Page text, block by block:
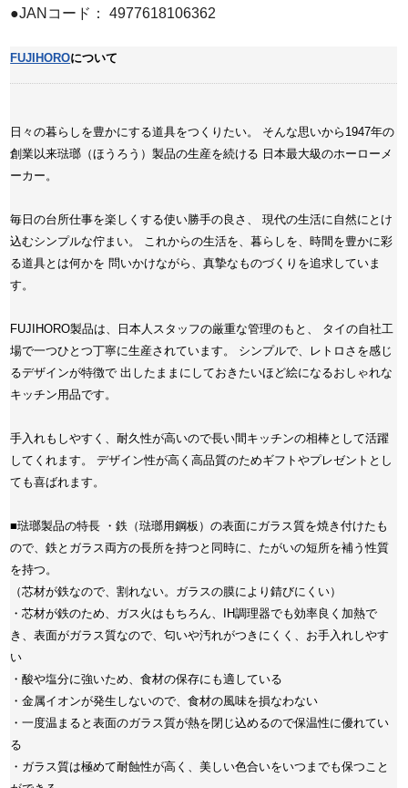
●JANコード： 4977618106362
FUJIHOROについて
日々の暮らしを豊かにする道具をつくりたい。 そんな思いから1947年の
創業以来琺瑯（ほうろう）製品の生産を続ける 日本最大級のホーローメ
ーカー。
毎日の台所仕事を楽しくする使い勝手の良さ、 現代の生活に自然にとけ
込むシンプルな佇まい。 これからの生活を、暮らしを、時間を豊かに彩
る道具とは何かを 問いかけながら、真摯なものづくりを追求していま
す。
FUJIHORO製品は、日本人スタッフの厳重な管理のもと、 タイの自社工
場で一つひとつ丁寧に生産されています。 シンプルで、レトロさを感じ
るデザインが特徴で 出したままにしておきたいほど絵になるおしゃれな
キッチン用品です。
手入れもしやすく、耐久性が高いので長い間キッチンの相棒として活躍
してくれます。 デザイン性が高く高品質のためギフトやプレゼントとし
ても喜ばれます。
■琺瑯製品の特長 ・鉄（琺瑯用鋼板）の表面にガラス質を焼き付けたも
ので、鉄とガラス両方の長所を持つと同時に、たがいの短所を補う性質
を持つ。
（芯材が鉄なので、割れない。ガラスの膜により錆びにくい）
・芯材が鉄のため、ガス火はもちろん、IH調理器でも効率良く加熱で
き、表面がガラス質なので、匂いや汚れがつきにくく、お手入れしやす
い
・酸や塩分に強いため、食材の保存にも適している
・金属イオンが発生しないので、食材の風味を損なわない
・一度温まると表面のガラス質が熱を閉じ込めるので保温性に優れてい
る
・ガラス質は極めて耐蝕性が高く、美しい色合いをいつまでも保つこと